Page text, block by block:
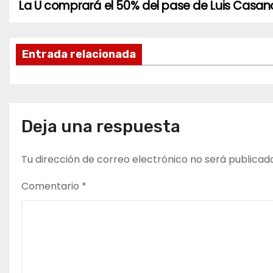
N
v
a
c
i
La U comprará el 50% del pase de Luis
Entrada relacionada
Deja una respuesta
Tu dirección de correo electrónico no será
Comentario *